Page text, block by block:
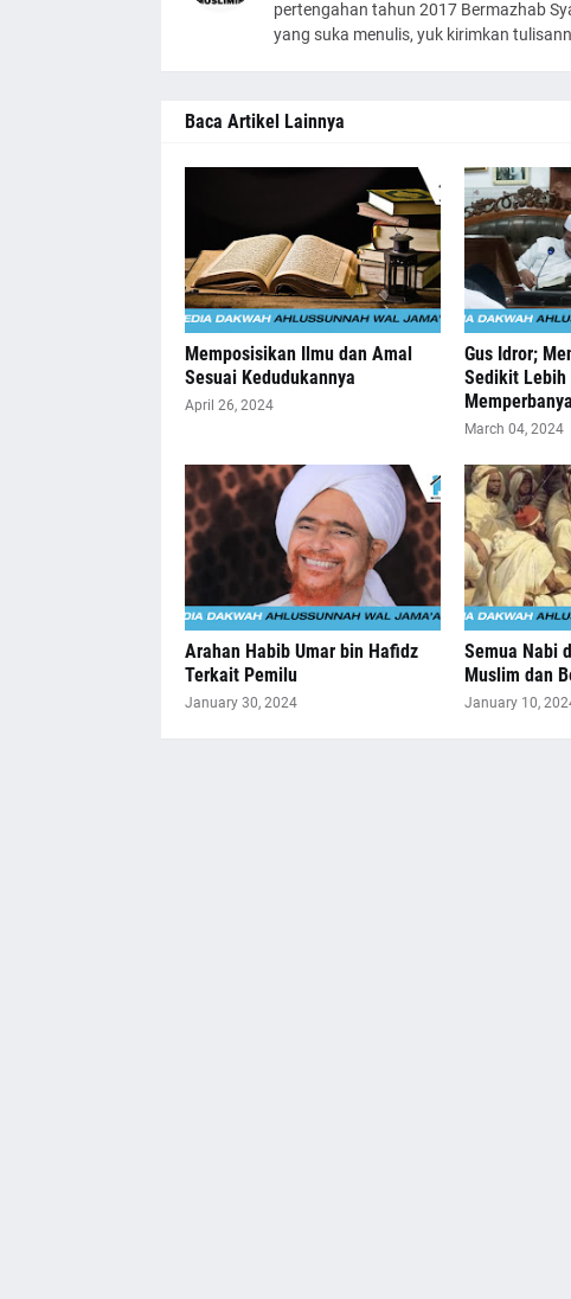
pertengahan tahun 2017 Bermazhab
yang suka menulis, yuk kirimkan
Baca Artikel Lainnya
Memposisikan Ilmu dan Amal
Sesuai Kedudukannya
April 26, 2024
Gus Idror;
Sedikit Lebih
March 04, 2024
Arahan Habib Umar bin Hafidz
Terkait Pemilu
January 30, 2024
Semua Nabi
Muslim dan
January 10,